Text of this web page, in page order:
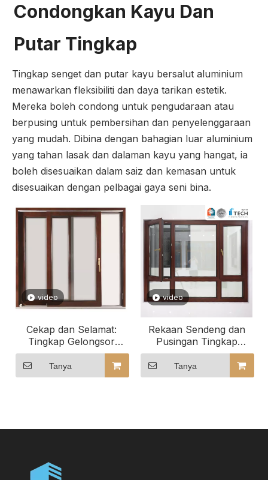
Condongkan Kayu Dan
Putar Tingkap
Tingkap senget dan putar kayu bersalut aluminium
menawarkan fleksibiliti dan daya tarikan estetik.
Mereka boleh condong untuk pengudaraan atau
berpusing untuk pembersihan dan penyelenggaraan
yang mudah. Dibina dengan bahagian luar aluminium
yang tahan lasak dan dalaman kayu yang hangat, ia
boleh disesuaikan dalam saiz dan kemasan untuk
disesuaikan dengan pelbagai gaya seni bina.
video
Cekap dan Selamat:
Tingkap Gelongsor
Kayu Bersalut
Aluminium untuk
Bangunan Hospitaliti
Tanya
video
Rekaan Sendeng dan
Pusingan Tingkap
Aluminium Bersalut
Kayu Premium Terokai
Reka Bentuk Tingkap
Tanya